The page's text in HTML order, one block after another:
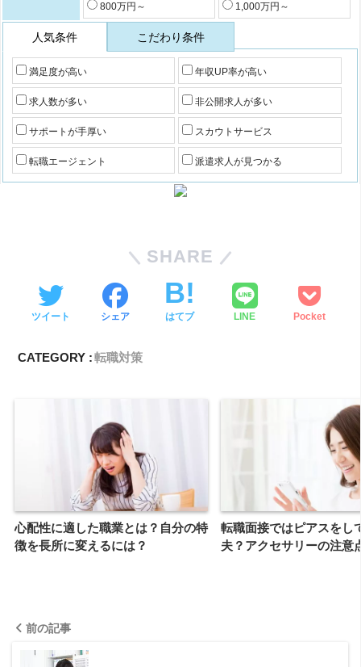
800万円～ 1,000万円～
人気条件 こだわり条件
満足度が高い 年収UP率が高い
求人数が多い 非公開求人が多い
サポートが手厚い スカウトサービス
転職エージェント 派遣求人が見つかる
SHARE
ツイート シェア はてブ LINE Pocket
CATEGORY :転職対策
心配性に適した職業とは？自分の特
徴を長所に変えるには？
転職面接ではピアスをし
夫？アクセサリーの注意
前の記事